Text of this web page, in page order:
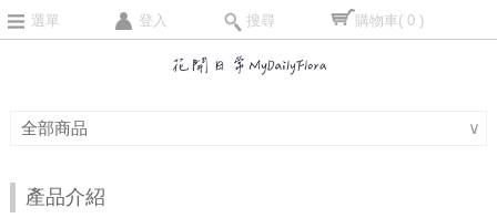
選單 登入 搜尋 購物車( 0 )
全部商品 ∨
產品介紹